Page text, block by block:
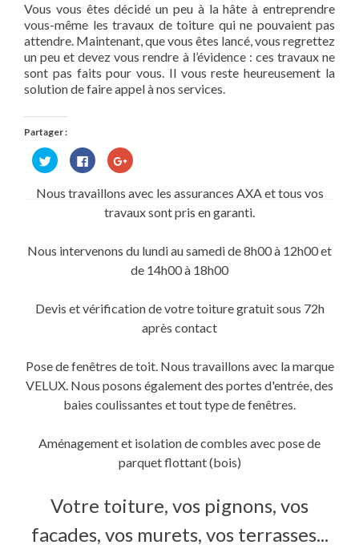
Vous vous êtes décidé un peu à la hâte à entreprendre
vous-même les travaux de toiture qui ne pouvaient pas
attendre. Maintenant, que vous êtes lancé, vous regrettez
un peu et devez vous rendre à l’évidence : ces travaux ne
sont pas faits pour vous. Il vous reste heureusement la
solution de faire appel à nos services.
Partager :
Cliquez
pour
partager
Twitter(ouvre
Cliquez
pour
partager
sur
Facebook(ouvre
dans
une
Cliquez
pour
Google+
dans
fenêtre)
Nous travaillons avec les assurances AXA et tous vos
travaux sont pris en garanti.
Nous intervenons du lundi au samedi de 8h00 à 12h00 et
de 14h00 à 18h00
Devis et vérification de votre toiture gratuit sous 72h
après contact
Pose de fenêtres de toit. Nous travaillons avec la marque
VELUX. Nous posons également des portes d'entrée, des
baies coulissantes et tout type de fenêtres.
Aménagement et isolation de combles avec pose de
parquet flottant (bois)
Votre toiture, vos pignons, vos
facades, vos murets, vos terrasses...